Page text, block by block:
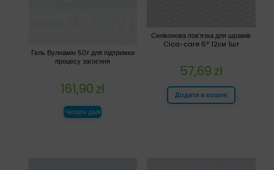
Силіконова пов’язка для шрамів
Cica-care 6* 12см 1шт
57,69 zł
Додати в кошик
Гель Вулнамін 50г для підтримки
процесу загоєння
161,90 zł
Читати далі